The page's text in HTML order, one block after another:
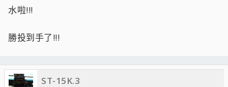
水啦!!!
勝投到手了!!!
ST-15K.3